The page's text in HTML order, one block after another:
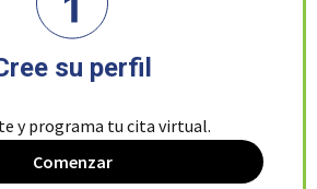
su perfil
y programa tu cita virtual.
Comenzar